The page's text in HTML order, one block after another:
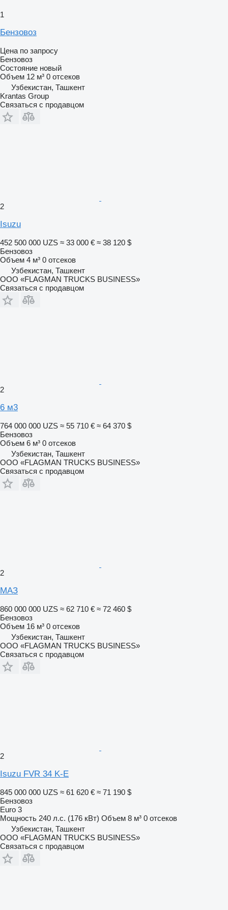
1
Бензовоз
Цена по запросу
Бензовоз
Состояние новый
Объем 12 м³ 0 отсеков
Узбекистан, Ташкент
Krantas Group
Связаться с продавцом
2
Isuzu
452 500 000 UZS ≈ 33 000 € ≈ 38 120 $
Бензовоз
Объем 4 м³ 0 отсеков
Узбекистан, Ташкент
ООО «FLAGMAN TRUCKS BUSINESS»
Связаться с продавцом
2
6 м3
764 000 000 UZS ≈ 55 710 € ≈ 64 370 $
Бензовоз
Объем 6 м³ 0 отсеков
Узбекистан, Ташкент
ООО «FLAGMAN TRUCKS BUSINESS»
Связаться с продавцом
2
МАЗ
860 000 000 UZS ≈ 62 710 € ≈ 72 460 $
Бензовоз
Объем 16 м³ 0 отсеков
Узбекистан, Ташкент
ООО «FLAGMAN TRUCKS BUSINESS»
Связаться с продавцом
2
Isuzu FVR 34 K-E
845 000 000 UZS ≈ 61 620 € ≈ 71 190 $
Бензовоз
Euro 3
Мощность 240 л.с. (176 кВт) Объем 8 м³ 0 отсеков
Узбекистан, Ташкент
ООО «FLAGMAN TRUCKS BUSINESS»
Связаться с продавцом